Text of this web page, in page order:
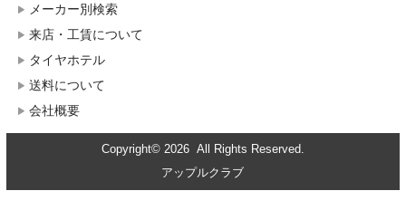
メーカー別検索
来店・工賃について
タイヤホテル
送料について
会社概要
Copyright© 2026 All Rights Reserved.
アップルクラブ